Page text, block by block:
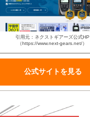
引用元：ネクストギアーズ公式HP
（https://www.next-gears.net/）
公式サイトを見る